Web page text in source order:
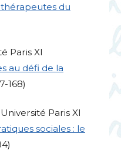
du
Paris XI
au défi de la
168)
Paris XI
sociales : le